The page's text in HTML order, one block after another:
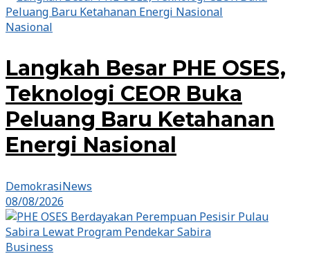
Nasional
Langkah Besar PHE OSES,
Teknologi CEOR Buka
Peluang Baru Ketahanan
Energi Nasional
DemokrasiNews
08/08/2026
Business